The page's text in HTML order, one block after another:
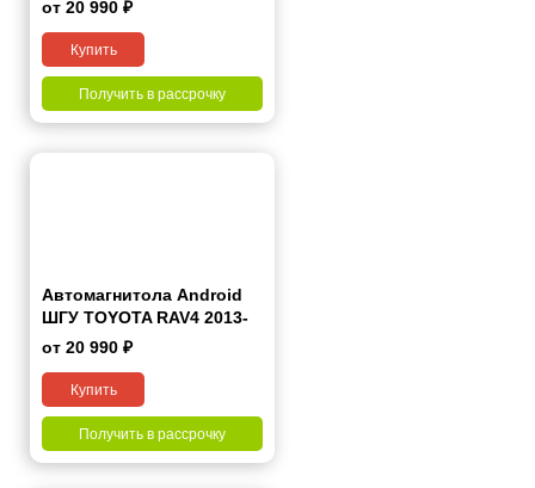
от 20 990 ₽
Купить
Получить в рассрочку
Автомагнитола Android
ШГУ TOYOTA RAV4 2013-
2019 10"
от 20 990 ₽
Купить
Получить в рассрочку